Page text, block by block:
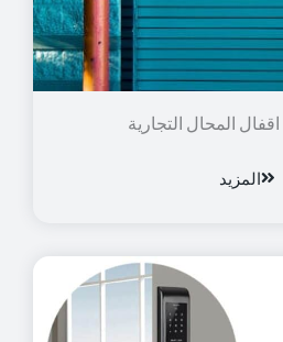
المحال التجارية
المزيد